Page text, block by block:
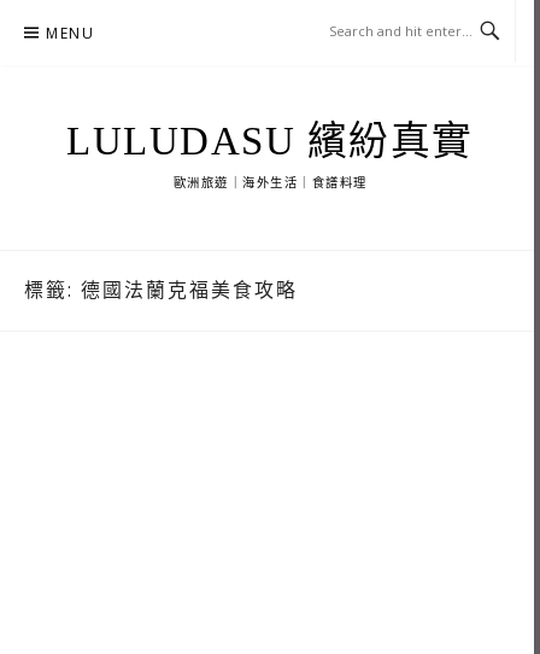
MENU
LULUDASU 繽紛真實
歐洲旅遊｜海外生活｜食譜料理
標籤: 德國法蘭克福美食攻略